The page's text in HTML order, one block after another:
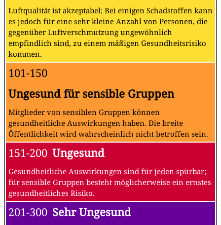
Luftqualität ist akzeptabel; Bei einigen Schadstoffen kann
es jedoch für eine sehr kleine Anzahl von Personen, die
gegenüber Luftverschmutzung ungewöhnlich
empfindlich sind, zu einem mäßigen Gesundheitsrisiko
kommen.
101-150
Ungesund für sensible Gruppen
Mitglieder von sensiblen Gruppen können
gesundheitliche Auswirkungen haben. Die breite
Öffentlichkeit wird wahrscheinlich nicht betroffen sein.
151-200 Ungesund
Gesundheitliche Auswirkungen sind für jeden spürbar;
für sensible Gruppen besteht möglicherweise ein ernstes
gesundheitliches Risiko.
201-300 Sehr Ungesund